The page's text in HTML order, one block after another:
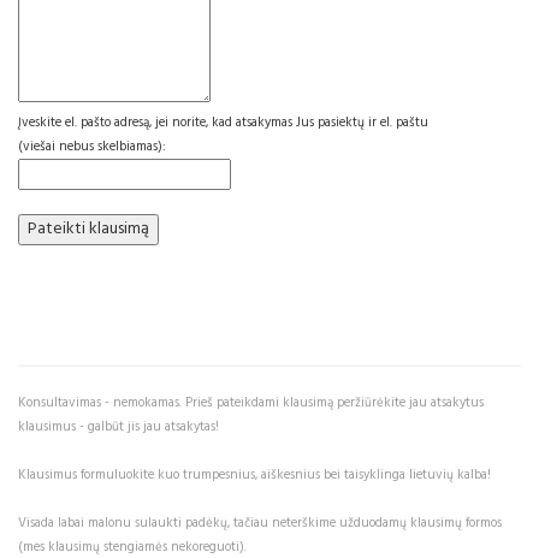
Įveskite el. pašto adresą, jei norite, kad atsakymas Jus pasiektų ir el. paštu
(viešai nebus skelbiamas):
Konsultavimas - nemokamas. Prieš pateikdami klausimą peržiūrėkite jau atsakytus
klausimus - galbūt jis jau atsakytas!
Klausimus formuluokite kuo trumpesnius, aiškesnius bei taisyklinga lietuvių kalba!
Visada labai malonu sulaukti padėkų, tačiau neterškime užduodamų klausimų formos
(mes klausimų stengiamės nekoreguoti).